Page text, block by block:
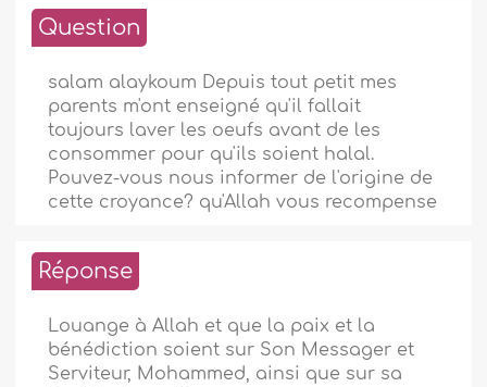
Question
salam alaykoum Depuis tout petit mes
parents m'ont enseigné qu'il fallait
toujours laver les oeufs avant de les
consommer pour qu'ils soient halal.
Pouvez-vous nous informer de l'origine de
cette croyance? qu'Allah vous recompense
Réponse
Louange à Allah et que la paix et la
bénédiction soient sur Son Messager et
Serviteur, Mohammed, ainsi que sur sa